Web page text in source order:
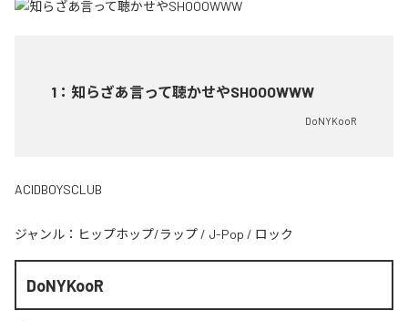
1 ： 知らざあ言って聴かせやSHOOOWWW
DoNYKooR
ACIDBOYSCLUB
ジャンル： ヒップホップ/ラップ / J-Pop / ロック
DoNYKooR